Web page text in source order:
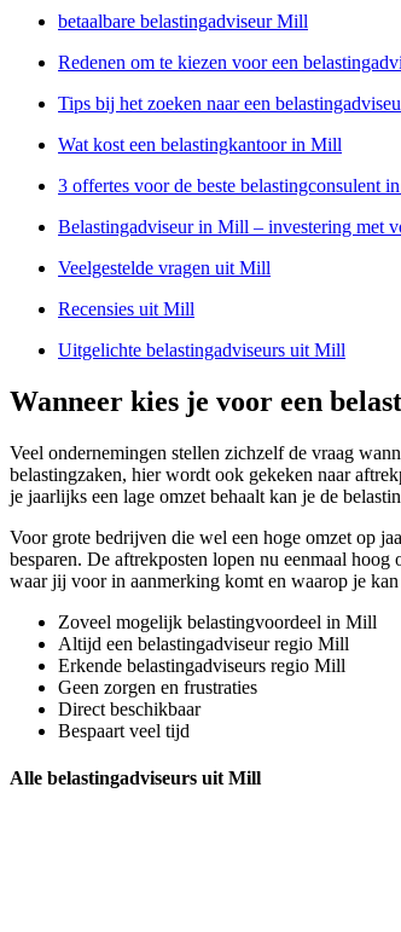
betaalbare belastingadviseur Mill
Redenen om te kiezen voor een
Tips bij het zoeken naar een
Wat kost een belastingkantoor in Mill
3 offertes voor de beste belastingconsulent
Belastingadviseur in Mill – investering met
Veelgestelde vragen uit Mill
Recensies uit Mill
Uitgelichte belastingadviseurs uit Mill
Wanneer kies je voor een
Veel ondernemingen stellen zichzelf de vraag
belastingzaken, hier wordt ook gekeken naar
je jaarlijks een lage omzet behaalt kan je de
Voor grote bedrijven die wel een hoge omzet op
besparen. De aftrekposten lopen nu eenmaal
waar jij voor in aanmerking komt en waarop je
Zoveel mogelijk belastingvoordeel in Mill
Altijd een belastingadviseur regio Mill
Erkende belastingadviseurs regio Mill
Geen zorgen en frustraties
Direct beschikbaar
Bespaart veel tijd
Alle belastingadviseurs uit Mill